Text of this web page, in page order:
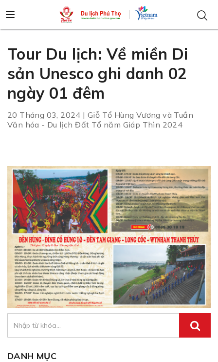
Tour Du lịch: Về miền Di
sản Unesco ghi danh 02
ngày 01 đêm
20 Tháng 03, 2024 | Giỗ Tổ Hùng Vương và Tuần
Văn hóa - Du lịch Đất Tổ năm Giáp Thìn 2024
DANH MỤC